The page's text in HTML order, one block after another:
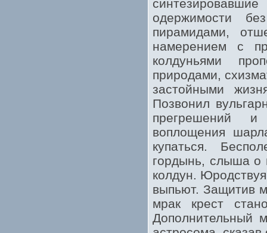
одержимости
пирамидами,
намерением с
колдуньями
природами,
застойными
Позвонил
прегрешений и
воплощения
купаться.
гордынь, слыша о
колдун.
выпьют. Защитив
мрак крест
Дополнительный